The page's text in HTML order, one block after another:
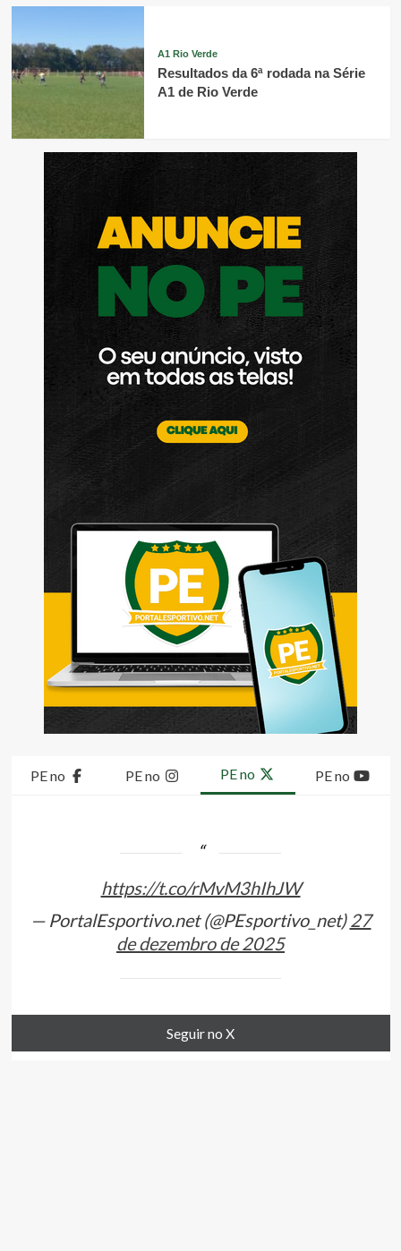
A1 Rio Verde
Resultados da 6ª rodada na Série
A1 de Rio Verde
PE no PE no PE no PE no
https://t.co/rMvM3hIhJW
— PortalEsportivo.net (@PEsportivo_net)27
de dezembro de 2025
Seguir no X